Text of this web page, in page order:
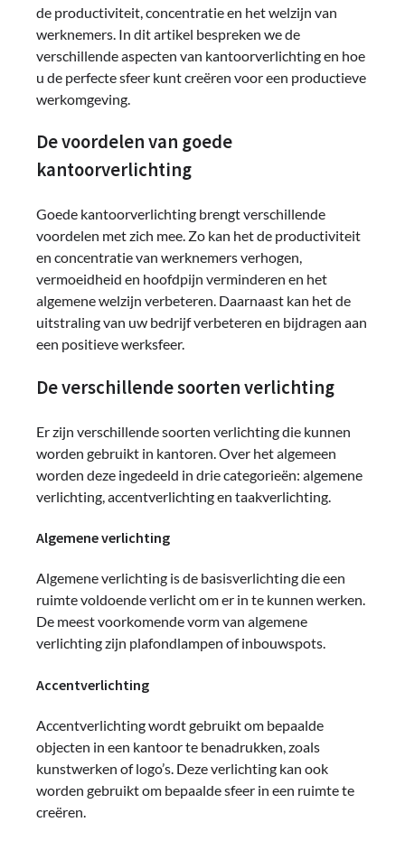
de productiviteit, concentratie en het welzijn van
werknemers. In dit artikel bespreken we de
verschillende aspecten van kantoorverlichting en hoe
u de perfecte sfeer kunt creëren voor een productieve
werkomgeving.
De voordelen van goede
kantoorverlichting
Goede kantoorverlichting brengt verschillende
voordelen met zich mee. Zo kan het de productiviteit
en concentratie van werknemers verhogen,
vermoeidheid en hoofdpijn verminderen en het
algemene welzijn verbeteren. Daarnaast kan het de
uitstraling van uw bedrijf verbeteren en bijdragen aan
een positieve werksfeer.
De verschillende soorten verlichting
Er zijn verschillende soorten verlichting die kunnen
worden gebruikt in kantoren. Over het algemeen
worden deze ingedeeld in drie categorieën: algemene
verlichting, accentverlichting en taakverlichting.
Algemene verlichting
Algemene verlichting is de basisverlichting die een
ruimte voldoende verlicht om er in te kunnen werken.
De meest voorkomende vorm van algemene
verlichting zijn plafondlampen of inbouwspots.
Accentverlichting
Accentverlichting wordt gebruikt om bepaalde
objecten in een kantoor te benadrukken, zoals
kunstwerken of logo’s. Deze verlichting kan ook
worden gebruikt om bepaalde sfeer in een ruimte te
creëren.